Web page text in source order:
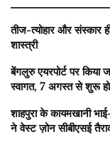
तीज-त्योहार और संस्कार
शास्त्री
बेंगलुरु एयरपोर्ट पर किया
स्वागत, 7 अगस्त से शुरू
शाहपुरा के कायमखानी
ने वेस्ट ज़ोन सीबीएसई